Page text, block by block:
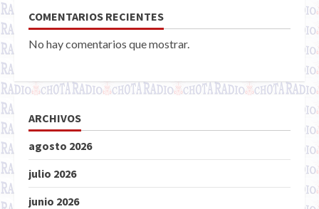
COMENTARIOS RECIENTES
No hay comentarios que mostrar.
ARCHIVOS
agosto 2026
julio 2026
junio 2026